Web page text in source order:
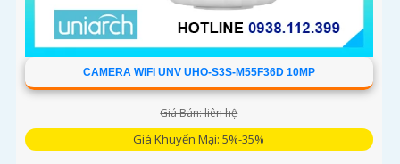
CAMERA WIFI UNV UHO-S3S-M55F36D 10MP
Giá Bán: liên hệ
Giá Khuyến Mại: 5%-35%